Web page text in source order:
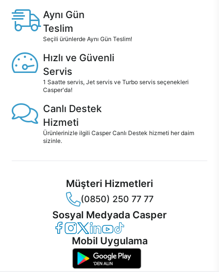
Aynı Gün
Teslim
Seçili ürünlerde Aynı Gün Teslim!
Hızlı ve Güvenli
Servis
1 Saatte servis, Jet servis ve Turbo servis seçenekleri
Casper'da!
Canlı Destek
Hizmeti
Ürünlerinizle ilgili Casper Canlı Destek hizmeti her daim
sizinle.
Müşteri Hizmetleri
(0850) 250 77 77
Sosyal Medyada Casper
Casper Facebook
Casper Instagram
Casper Twitter
Casper LinkedIn
Casper YouTube
Casper TikTok
Mobil Uygulama